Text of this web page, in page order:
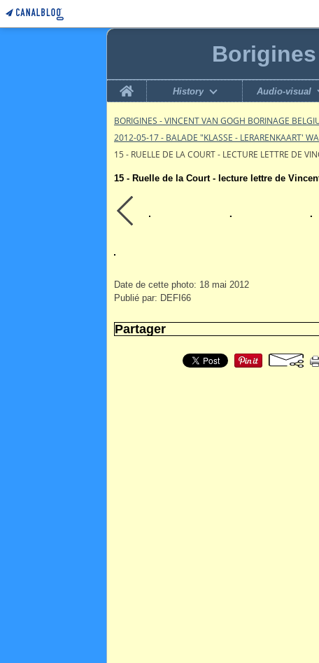
Home
History Audio-visual
BORIGINES - VINCENT VAN GOGH BORINAGE
2012-05-17 - BALADE "KLASSE - LERARENKAART'
15 - RUELLE DE LA COURT - LECTURE LETTRE DE
15 - Ruelle de la Court - lecture lettre de
Date de cette photo: 18 mai 2012
Publié par: DEFI66
Partager